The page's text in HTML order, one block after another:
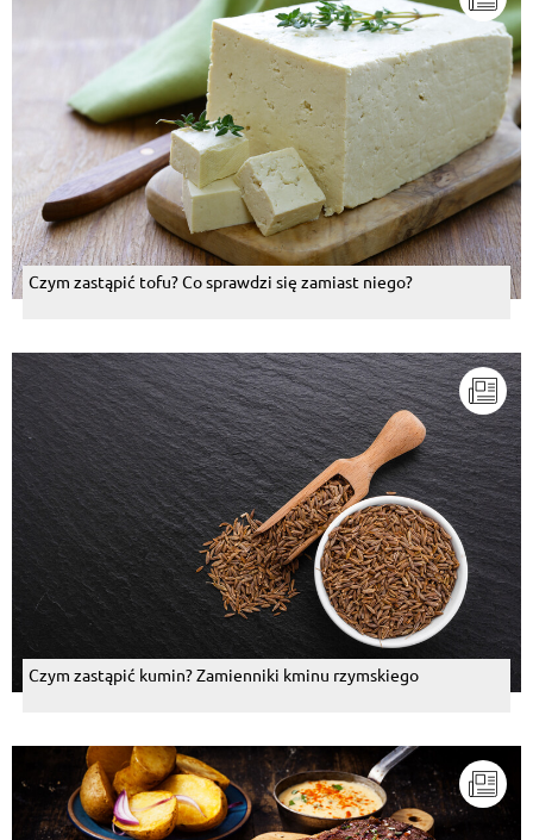
Krystyna Zrajkowska , 08.07.2015
po prostu twoje tzw,kubki smakowe jej nie rejestruja
jako twoj pokarm. Moje nie rejestruja kuminu
hinduskiego,a kurczaki leza w zoladku bardzo
dlugo,zanim je strawie. Nie musimy tego jesc. :)
Odpowiedz
Danuta Skibińska Ochocka, 08.07.2015
pewnie, to kiedy moge wpasc :)
Sabina Jadwiga Korcala, 08.07.2015
***** Nie wiem dlaczego .., ale rukola mi nie wchodzi
......?!!!
Odpowiedz
Maria Daniun, 08.07.2015
bob mi smierdzi nic na to nie poradze
Odpowiedz
Ryszard Szmydt, 08.07.2015
A można poprosić gotowe danie?
Odpowiedz
trzeba umiec zrobic i niebo w gebie, mniam
Odpowiedz
Czym zastąpić tofu? Co sprawdzi się zamiast niego?
Czym zastąpić kumin? Zamienniki kminu rzymskiego